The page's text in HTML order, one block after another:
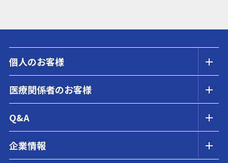
個人のお客様
医療関係者のお客様
Q&A
企業情報